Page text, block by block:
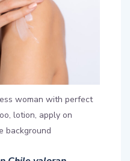
woman with perfect
lotion, apply on
background